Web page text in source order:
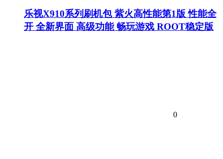
乐视X910系列刷机包 紫火高性能第1版 性能全
开 全新界面 高级功能 畅玩游戏 ROOT稳定版
0